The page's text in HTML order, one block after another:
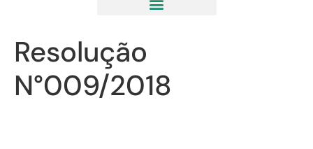
Resolução
N°009/2018